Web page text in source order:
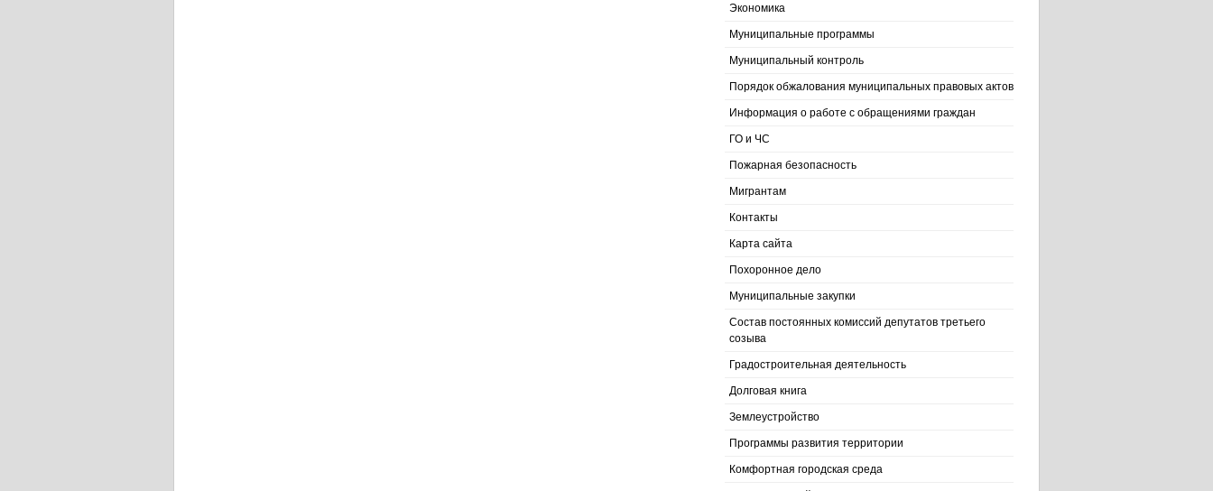
Экономика
Муниципальные программы
Муниципальный контроль
Порядок обжалования муниципальных правовых актов
Информация о работе с обращениями граждан
ГО и ЧС
Пожарная безопасность
Мигрантам
Контакты
Карта сайта
Похоронное дело
Муниципальные закупки
Состав постоянных комиссий депутатов третьего
созыва
Градостроительная деятельность
Долговая книга
Землеустройство
Программы развития территории
Комфортная городская среда